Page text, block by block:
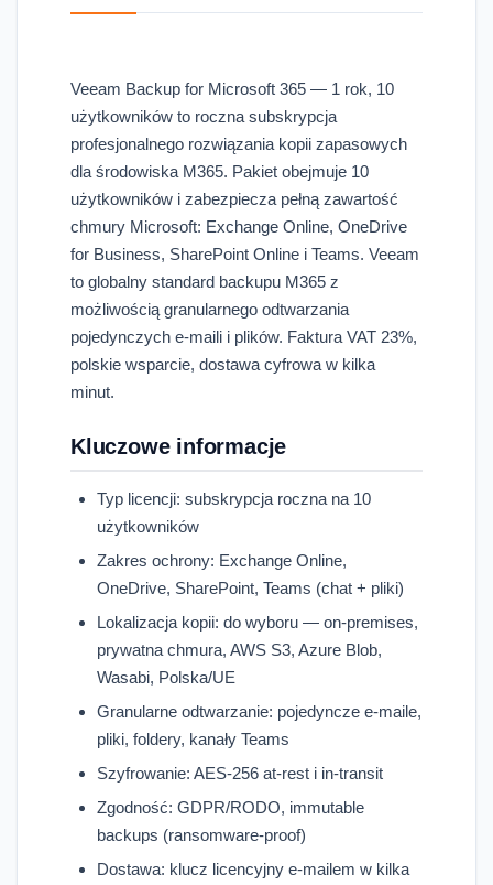
Veeam Backup for Microsoft 365 — 1 rok, 10
użytkowników to roczna subskrypcja
profesjonalnego rozwiązania kopii zapasowych
dla środowiska M365. Pakiet obejmuje 10
użytkowników i zabezpiecza pełną zawartość
chmury Microsoft: Exchange Online, OneDrive
for Business, SharePoint Online i Teams. Veeam
to globalny standard backupu M365 z
możliwością granularnego odtwarzania
pojedynczych e-maili i plików. Faktura VAT 23%,
polskie wsparcie, dostawa cyfrowa w kilka
minut.
Kluczowe informacje
Typ licencji: subskrypcja roczna na 10
użytkowników
Zakres ochrony: Exchange Online,
OneDrive, SharePoint, Teams (chat + pliki)
Lokalizacja kopii: do wyboru — on-premises,
prywatna chmura, AWS S3, Azure Blob,
Wasabi, Polska/UE
Granularne odtwarzanie: pojedyncze e-maile,
pliki, foldery, kanały Teams
Szyfrowanie: AES-256 at-rest i in-transit
Zgodność: GDPR/RODO, immutable
backups (ransomware-proof)
Dostawa: klucz licencyjny e-mailem w kilka